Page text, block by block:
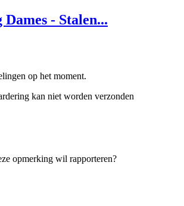
Dames - Stalen...
op het moment.
kan niet worden verzonden
opmerking wil rapporteren?